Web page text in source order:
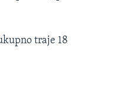
traje 18